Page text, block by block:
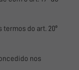
do art. 20º
nos